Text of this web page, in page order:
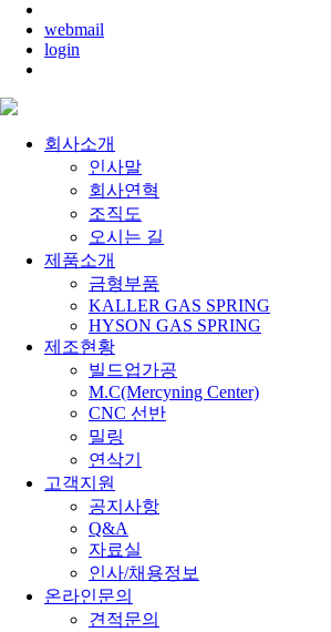
webmail
login
회사소개
인사말
회사연혁
조직도
오시는 길
제품소개
금형부품
KALLER GAS SPRING
HYSON GAS SPRING
제조현황
빌드업가공
M.C(Mercyning Center)
CNC 선반
밀링
연삭기
고객지원
공지사항
Q&A
자료실
인사/채용정보
온라인문의
견적문의